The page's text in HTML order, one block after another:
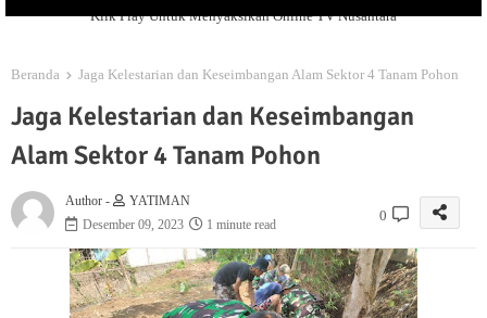
Klik Play Untuk Menyaksikan Online TV Nusantara
Beranda Jaga Kelestarian dan Keseimbangan Alam Sektor 4 Tanam Pohon
Jaga Kelestarian dan Keseimbangan
Alam Sektor 4 Tanam Pohon
Author -
YATIMAN
Desember 09, 2023
1 minute read
0